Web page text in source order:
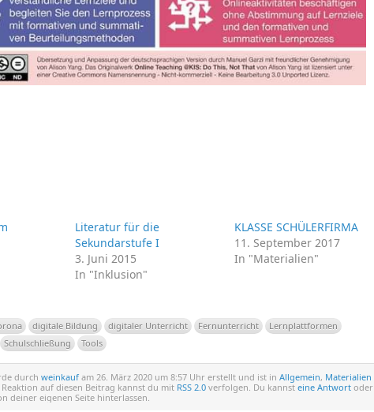
Literatur für die
Sekundarstufe I
3. Juni 2015
In "Inklusion"
KLASSE SCHÜLERFIRMA
11. September 2017
In "Materialien"
digitale Bildung digitaler Unterricht Fernunterricht
Lernplattformen
Schulschließung Tools
durch weinkaufam 26. März 2020 um 8:57 Uhr erstellt und ist in Allgemein, Materialien
auf diesen Beitrag kannst du mit RSS 2.0 verfolgen. Du kannst eine Antwort oder
deiner eigenen Seite hinterlassen.